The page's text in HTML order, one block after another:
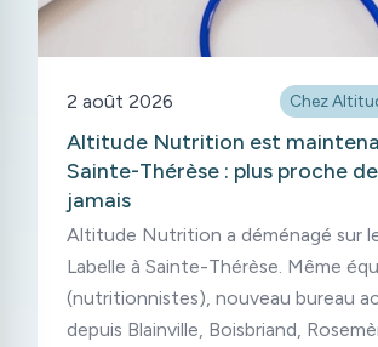
2 août 2026 Chez
Altitude Nutrition est
Sainte-Thérèse : plus proche
jamais
Altitude Nutrition a déménagé sur
Labelle à Sainte-Thérèse. Même
(nutritionnistes), nouveau bureau
depuis Blainville, Boisbriand,